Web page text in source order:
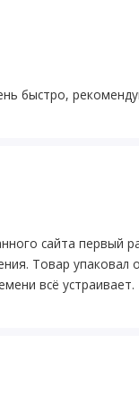
быстро,
сайта первый
Товар упаковал
всё